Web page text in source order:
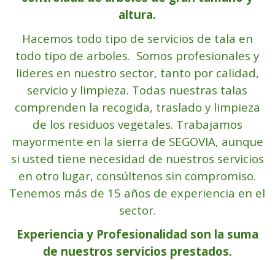
altura.
Hacemos todo tipo de servicios de tala en
todo tipo de arboles. Somos profesionales y
lideres en nuestro sector, tanto por calidad,
servicio y limpieza. Todas nuestras talas
comprenden la recogida, traslado y limpieza
de los residuos vegetales. Trabajamos
mayormente en la sierra de SEGOVIA, aunque
si usted tiene necesidad de nuestros servicios
en otro lugar, consúltenos sin compromiso.
Tenemos más de 15 años de experiencia en el
sector.
Experiencia y Profesionalidad son la suma
de nuestros servicios prestados.